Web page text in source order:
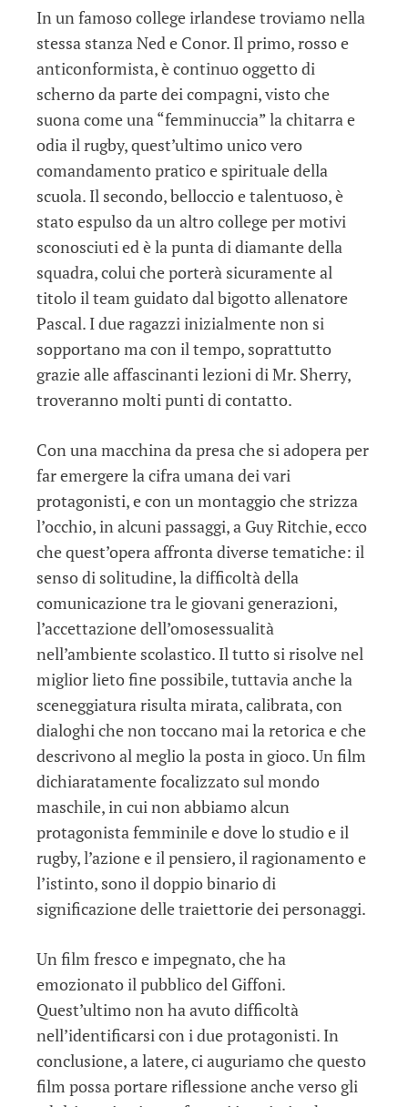
In un famoso college irlandese troviamo nella
stessa stanza Ned e Conor. Il primo, rosso e
anticonformista, è continuo oggetto di
scherno da parte dei compagni, visto che
suona come una “femminuccia” la chitarra e
odia il rugby, quest’ultimo unico vero
comandamento pratico e spirituale della
scuola. Il secondo, belloccio e talentuoso, è
stato espulso da un altro college per motivi
sconosciuti ed è la punta di diamante della
squadra, colui che porterà sicuramente al
titolo il team guidato dal bigotto allenatore
Pascal. I due ragazzi inizialmente non si
sopportano ma con il tempo, soprattutto
grazie alle affascinanti lezioni di Mr. Sherry,
troveranno molti punti di contatto.
Con una macchina da presa che si adopera per
far emergere la cifra umana dei vari
protagonisti, e con un montaggio che strizza
l’occhio, in alcuni passaggi, a Guy Ritchie, ecco
che quest’opera affronta diverse tematiche: il
senso di solitudine, la difficoltà della
comunicazione tra le giovani generazioni,
l’accettazione dell’omosessualità
nell’ambiente scolastico. Il tutto si risolve nel
miglior lieto fine possibile, tuttavia anche la
sceneggiatura risulta mirata, calibrata, con
dialoghi che non toccano mai la retorica e che
descrivono al meglio la posta in gioco. Un film
dichiaratamente focalizzato sul mondo
maschile, in cui non abbiamo alcun
protagonista femminile e dove lo studio e il
rugby, l’azione e il pensiero, il ragionamento e
l’istinto, sono il doppio binario di
significazione delle traiettorie dei personaggi.
Un film fresco e impegnato, che ha
emozionato il pubblico del Giffoni.
Quest’ultimo non ha avuto difficoltà
nell’identificarsi con i due protagonisti. In
conclusione, a latere, ci auguriamo che questo
film possa portare riflessione anche verso gli